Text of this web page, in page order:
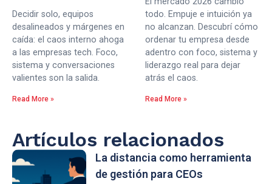
Decidir solo, equipos
desalineados y márgenes en
caída: el caos interno ahoga
a las empresas tech. Foco,
sistema y conversaciones
valientes son la salida.
Read More »
todo. Empuje e intuición ya
no alcanzan. Descubrí cómo
ordenar tu empresa desde
adentro con foco, sistema y
liderazgo real para dejar
atrás el caos.
Read More »
Artículos relacionados
La distancia como herramienta
de gestión para CEOs